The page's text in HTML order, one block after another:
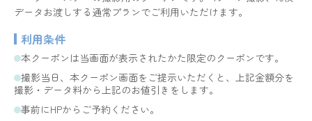
データお渡しする通常プランでご利用いただけます。
利用条件
本クーポンは当画面が表示されたかた限定のクーポンです。
撮影当日、本クーポン画面をご提示いただくと、上記金額分を
撮影・データ料から上記のお値引きをします。
事前にHPからご予約ください。